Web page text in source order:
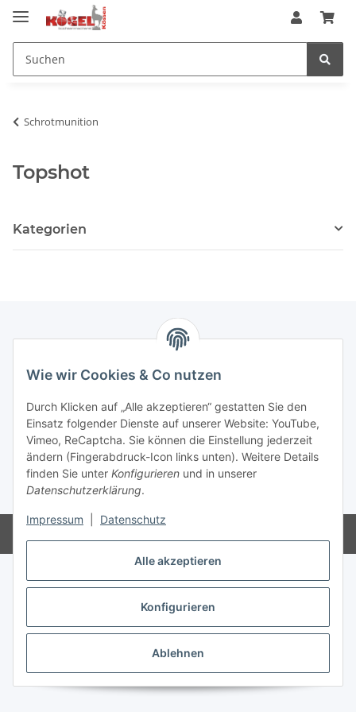
Alle akzeptieren
Konfigurieren
Ablehnen
Wie wir Cookies & Co nutzen
Durch Klicken auf „Alle akzeptieren“ gestatten Sie den
Einsatz folgender Dienste auf unserer Website: YouTube,
Vimeo, ReCaptcha. Sie können die Einstellung jederzeit
ändern (Fingerabdruck-Icon links unten). Weitere Details
finden Sie unter Konfigurieren und in unserer
Datenschutzerklärung.
Impressum Datenschutz
Schrotmunition
Topshot
Kategorien
Gesetzliche Informationen
Vertrag widerrufen
* Alle Preise inkl. gesetzlicher USt., zzgl.